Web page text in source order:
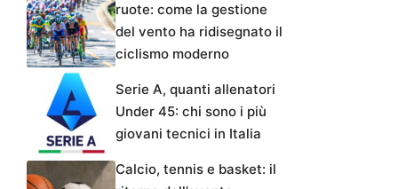
ruote: come la gestione
del vento ha ridisegnato il
ciclismo moderno
Serie A, quanti allenatori
Under 45: chi sono i più
giovani tecnici in Italia
Calcio, tennis e basket: il